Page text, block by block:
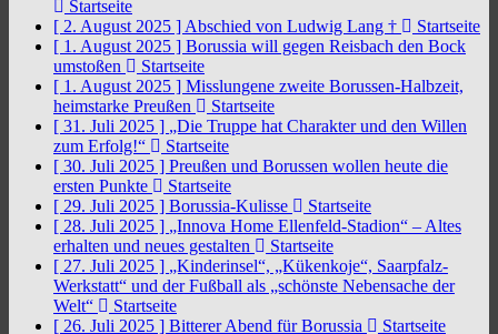
Startseite
[ 2. August 2025 ] Abschied von Ludwig Lang †
Startseite
[ 1. August 2025 ] Borussia will gegen Reisbach den Bock
umstoßen
Startseite
[ 1. August 2025 ] Misslungene zweite Borussen-Halbzeit,
heimstarke Preußen
Startseite
[ 31. Juli 2025 ] „Die Truppe hat Charakter und den Willen
zum Erfolg!“
Startseite
[ 30. Juli 2025 ] Preußen und Borussen wollen heute die
ersten Punkte
Startseite
[ 29. Juli 2025 ] Borussia-Kulisse
Startseite
[ 28. Juli 2025 ] „Innova Home Ellenfeld-Stadion“ – Altes
erhalten und neues gestalten
Startseite
[ 27. Juli 2025 ] „Kinderinsel“, „Kükenkoje“, Saarpfalz-
Werkstatt“ und der Fußball als „schönste Nebensache der
Welt“
Startseite
[ 26. Juli 2025 ] Bitterer Abend für Borussia
Startseite